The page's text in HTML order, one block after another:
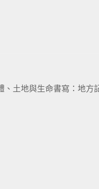
、土地與生命書寫：地方